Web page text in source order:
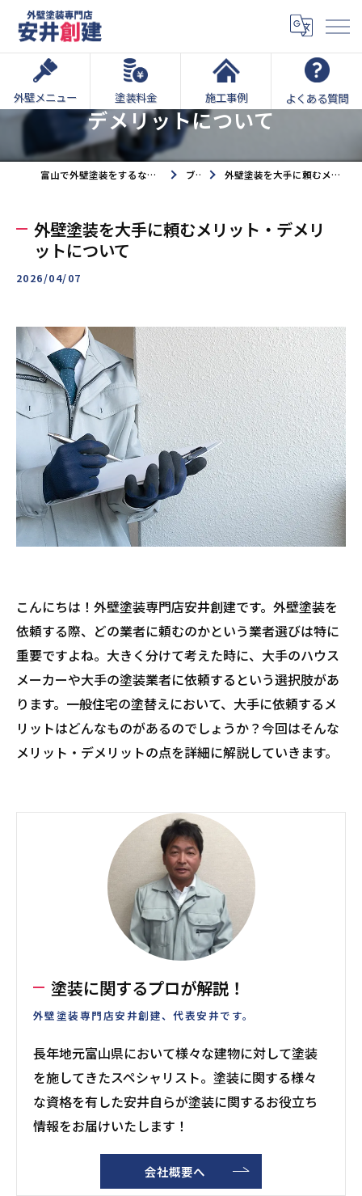
外壁メニュー 塗装料金 施工事例 よくある質問
外壁塗装を大手に頼むメリット・
デメリットについて
富山で外壁塗装をするなら外壁塗装専門店安井創建へ ブログ 外壁塗装を大手に頼むメリット・デメリットについて
外壁塗装を大手に頼むメリット・デメリ
ットについて
2026/04/07
こんにちは！外壁塗装専門店安井創建です。外壁塗装を
依頼する際、どの業者に頼むのかという業者選びは特に
重要ですよね。大きく分けて考えた時に、大手のハウス
メーカーや大手の塗装業者に依頼するという選択肢があ
ります。一般住宅の塗替えにおいて、大手に依頼するメ
リットはどんなものがあるのでしょうか？今回はそんな
メリット・デメリットの点を詳細に解説していきます。
塗装に関するプロが解説！
外壁塗装専門店安井創建、代表安井です。
長年地元富山県において様々な建物に対して塗装
を施してきたスペシャリスト。塗装に関する様々
な資格を有した安井自らが塗装に関するお役立ち
情報をお届けいたします！
会社概要へ